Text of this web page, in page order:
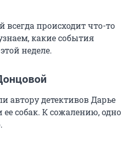
всегда происходит что-то
какие события
неделе.
автору детективов Дарье
собак. К сожалению, одно